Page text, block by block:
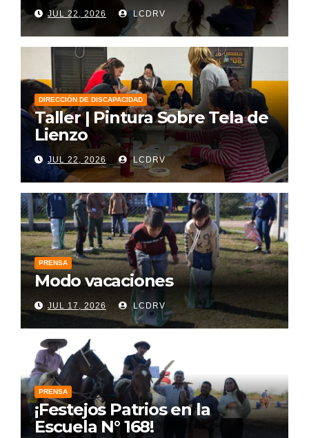
JUL 22, 2026 LCDRV
DIRECCIÓN DE DISCAPACIDAD
Taller | Pintura Sobre Tela de
Lienzo
JUL 22, 2026 LCDRV
PRENSA
Modo vacaciones
JUL 17, 2026 LCDRV
PRENSA
¡Festejos Patrios en la
Escuela N° 168!